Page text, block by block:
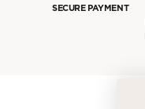
SECURE PAYMENT